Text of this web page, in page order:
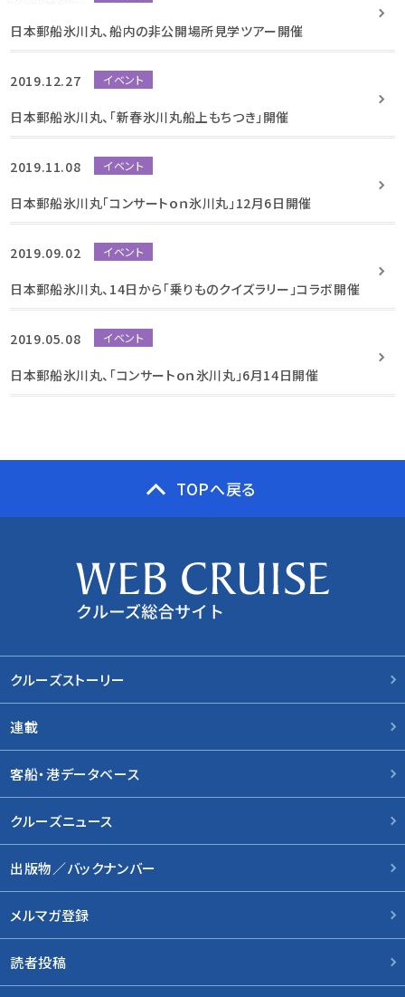
日本郵船氷川丸、船内の非公開場所見学ツアー開催
2019.12.27 イベント
日本郵船氷川丸、「新春氷川丸船上もちつき」開催
2019.11.08 イベント
日本郵船氷川丸「コンサートｏｎ氷川丸」12月6日開催
2019.09.02 イベント
日本郵船氷川丸、14日から「乗りものクイズラリー」コラボ開催
2019.05.08 イベント
日本郵船氷川丸、「コンサートｏｎ氷川丸」6月14日開催
TOPへ戻る
クルーズストーリー
連載
客船・港データベース
クルーズニュース
出版物／バックナンバー
メルマガ登録
読者投稿